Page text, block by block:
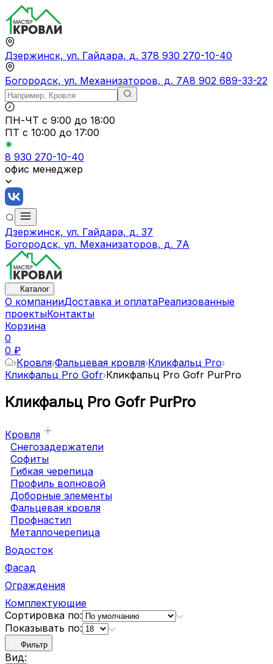
Дзержинск, ул. Гайдара, д. 378 930 270-10-40
Богородск, ул. Механизаторов, д. 7А8 902 689-33-22
ПН-ЧТ с 9:00 до 18:00
ПТ с 10:00 до 17:00
8 930 270-10-40
офис менеджер
Дзержинск, ул. Гайдара, д. 37
Богородск, ул. Механизаторов, д. 7А
Каталог
О компанииДоставка и оплатаРеализованные
проектыКонтакты
Корзина
0
0 ₽
Кровля Фальцевая кровля Кликфальц Pro
Кликфальц Pro Gofr Кликфальц Pro Gofr PurPro
Кликфальц Pro Gofr PurPro
Кровля
Снегозадержатели
Софиты
Гибкая черепица
Профиль волновой
Доборные элементы
Фальцевая кровля
Профнастил
Металлочерепица
Водосток
Фасад
Ограждения
Комплектующие
Сортировка по:
Показывать по:
Фильтр
Вид: